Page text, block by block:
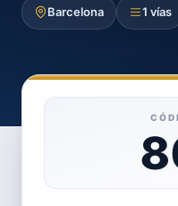
Barcelona 1 vías